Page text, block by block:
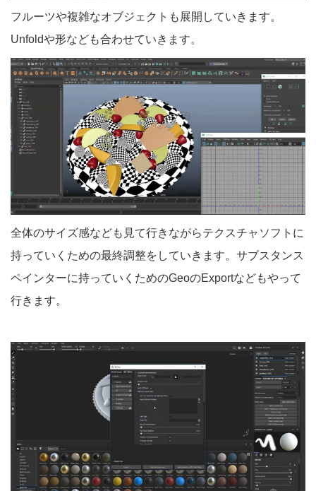
フルーツや複雑なオブジェクトも展開していきます。
Unfoldや形なども合わせていきます。
全体のサイズ感なども見て行きながらテクスチャソフトに
持っていくための最終調整をしていきます。サブスタンス
ペインターに持っていくためのGeoのExportなどもやって
行きます。